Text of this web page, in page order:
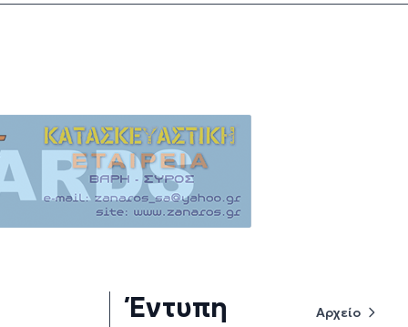
Έντυπη
Αρχείο